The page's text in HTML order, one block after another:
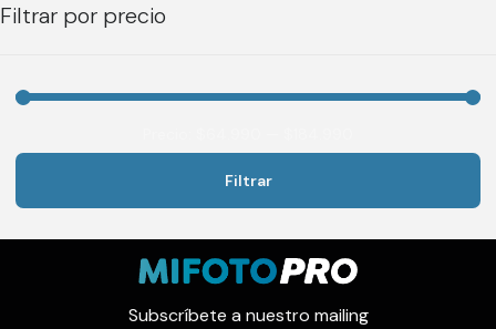
Filtrar por precio
Filtrar
Subscríbete a nuestro mailing